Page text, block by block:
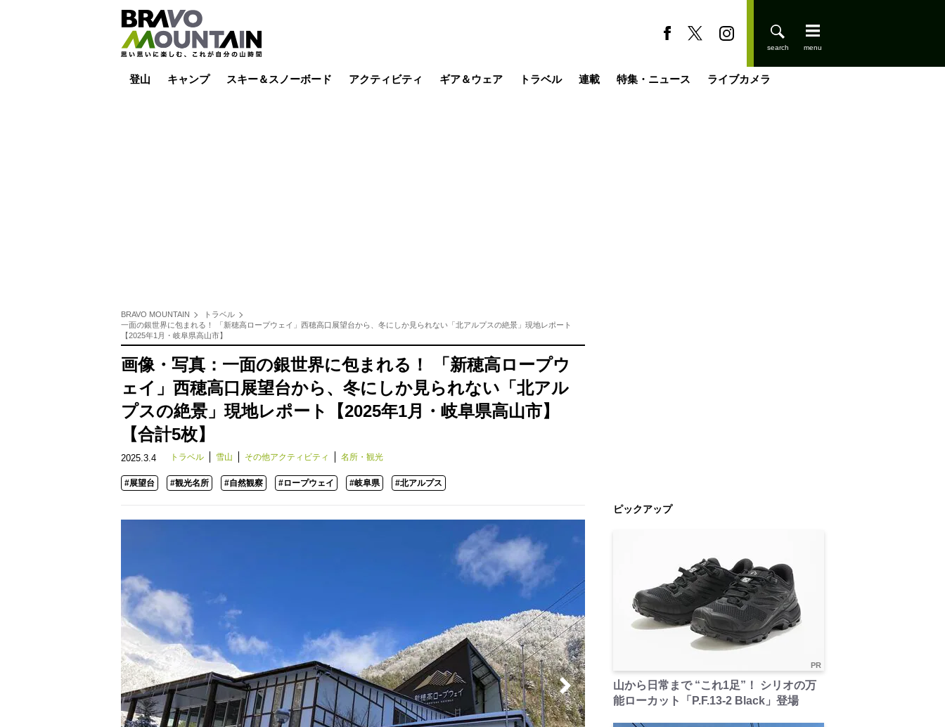
登山 キャンプ スキー＆スノーボード アクティビティ ギア＆ウェア トラベル 連載 特集・ニュース ライブカメラ
BRAVO MOUNTAIN
トラベル
一面の銀世界に包まれる！ 「新穂高ロープウェイ」西穂高口展望台から、冬にしか見られない「北アルプスの絶景」現地レポート
【2025年1月・岐阜県高山市】
画像・写真：一面の銀世界に包まれる！ 「新穂高ロープウ
ェイ」西穂高口展望台から、冬にしか見られない「北アル
プスの絶景」現地レポート【2025年1月・岐阜県高山市】
【合計5枚】
2025.3.4 トラベル 雪山 その他アクティビティ 名所・観光
#展望台 #観光名所 #自然観察 #ロープウェイ #岐阜県 #北アルプス
ピックアップ
PR
山から日常まで “これ1足”！ シリオの万
能ローカット「P.F.13-2 Black」登場